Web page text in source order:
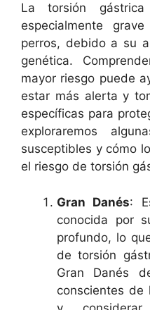
La torsión
especialmente
perros, debido a su
genética.
mayor riesgo puede
estar más alerta y
específicas para
exploraremos
susceptibles y cómo
el riesgo de torsión
Gran Danés:
conocida por
profundo, lo
de torsión
Gran Danés
conscientes de